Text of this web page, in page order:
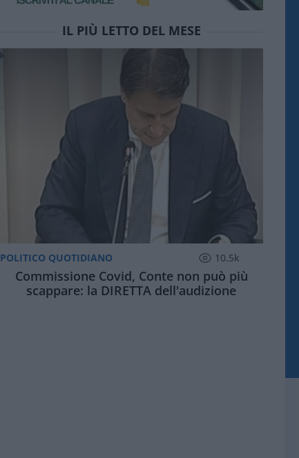
IL PIÙ LETTO DEL MESE
POLITICO QUOTIDIANO 10.5k
Commissione Covid, Conte non può più
scappare: la DIRETTA dell'audizione